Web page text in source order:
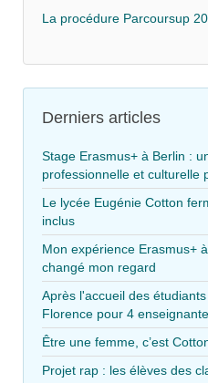
La procédure Parcoursup
Derniers articles
Stage Erasmus+ à Berlin :
professionnelle et culturelle
Le lycée Eugénie Cotton
inclus
Mon expérience Erasmus+
changé mon regard
Après l'accueil des
Florence pour 4
Être une femme, c’est
Projet rap : les élèves des